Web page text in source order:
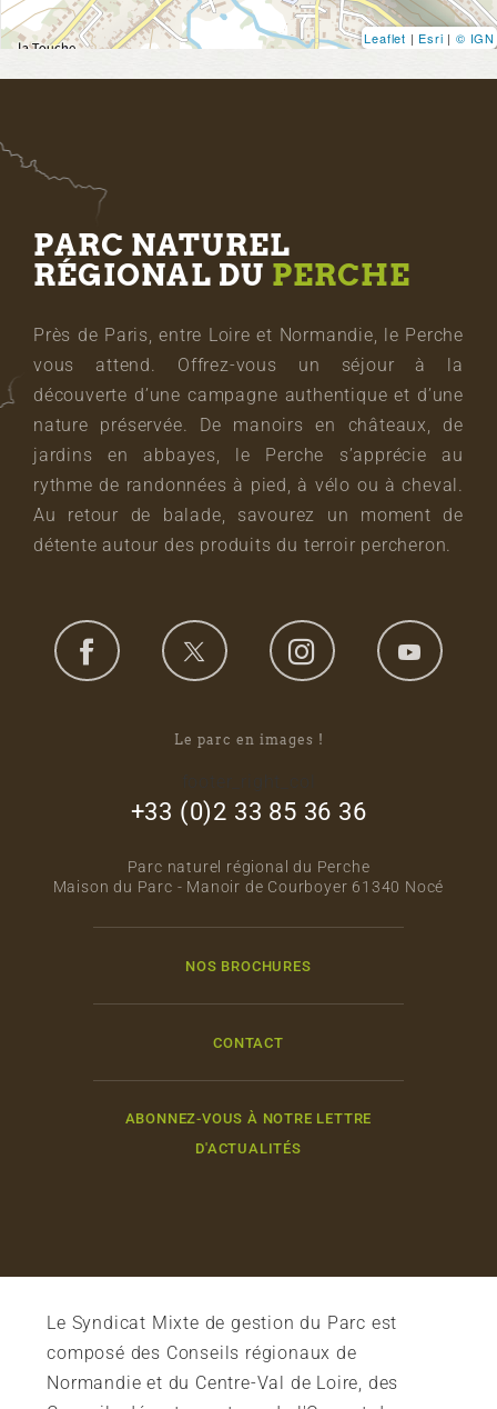
Leaflet | Esri | © IGN
PARC NATUREL
RÉGIONAL DU PERCHE
Près de Paris, entre Loire et Normandie, le Perche
vous attend. Offrez-vous un séjour à la
découverte d’une campagne authentique et d’une
nature préservée. De manoirs en châteaux, de
jardins en abbayes, le Perche s’apprécie au
rythme de randonnées à pied, à vélo ou à cheval.
Au retour de balade, savourez un moment de
détente autour des produits du terroir percheron.
Le parc en images !
+33 (0)2 33 85 36 36
Parc naturel régional du Perche
Maison du Parc - Manoir de Courboyer 61340 Nocé
NOS BROCHURES
CONTACT
ABONNEZ-VOUS À NOTRE LETTRE
D'ACTUALITÉS
Le Syndicat Mixte de gestion du Parc est
composé des Conseils régionaux de
Normandie et du Centre-Val de Loire, des